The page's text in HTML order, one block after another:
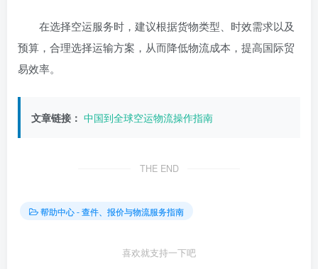
在选择空运服务时，建议根据货物类型、时效需求以及
预算，合理选择运输方案，从而降低物流成本，提高国际贸
易效率。
文章链接： 中国到全球空运物流操作指南
THE END
帮助中心 - 查件、报价与物流服务指南
喜欢就支持一下吧